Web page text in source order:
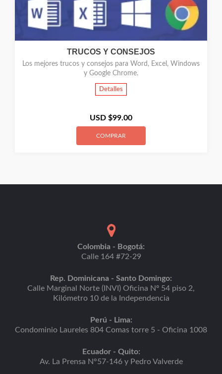
TRUCOS Y CONSEJOS
Los mejores trucos y consejos para Word, Excel, Windows
y Google Chrome.
Detalles
USD $99.00
COMPRAR
Colombia - Bogotá:
Calle 164 #72-29
Rep. Dominicana - Santo Domingo:
Calle Marginal Norte (INVI) Oficina Nº 54 piso 2,
Kilómetro 10 de la Independencia
Perú - Lima:
Condominio Laureles 804 Comas torre 5 - Oficina 1008
Ecuador - Quito:
Av. La Prensa N°57-146 y Pedro Valverde